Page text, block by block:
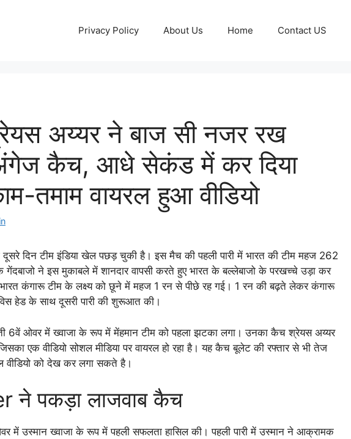
Privacy Policy About Us Home Contact US
अय्यर ने बाज सी नजर रख
कैच, आधे सेकंड में कर दिया
तमाम वायरल हुआ वीडियो
दिन टीम इंडिया खेल पछड़ चुकी है। इस मैच की पहली पारी में भारत की टीम महज 262
गेंदबाजो ने इस मुकाबले में शानदार वापसी करते हुए भारत के बल्लेबाजो के परखच्चे उड़ा कर
भारत कंगारू टीम के लक्ष्य को छूने में महज 1 रन से पीछे रह गई। 1 रन की बढ़ते लेकर कंगारू
हेड के साथ दूसरी पारी की शुरूआत की।
6वें ओवर में ख्वाजा के रूप में मेंहमान टीम को पहला झटका लगा। उनका कैच श्रेयस अय्यर
एक वीडियो सोशल मीडिया पर वायरल हो रहा है। यह कैच बूलेट की रफ्तार से भी तेज
वीडियो को देख कर लगा सकते है।
ने पकड़ा लाजवाब कैच
में उस्मान ख्वाजा के रूप में पहली सफलता हासिल की। पहली पारी में उस्मान ने आक्रामक